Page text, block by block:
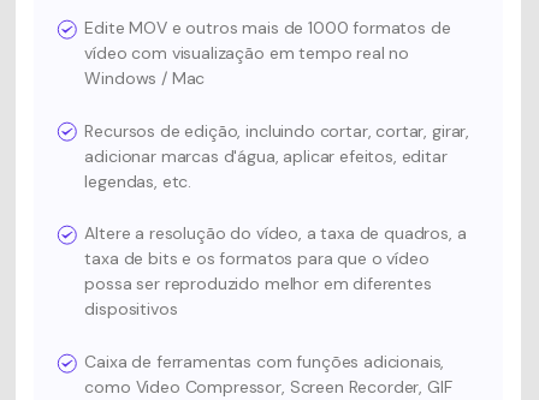
Edite MOV e outros mais de 1000 formatos de
vídeo com visualização em tempo real no
Windows / Mac
Recursos de edição, incluindo cortar, cortar, girar,
adicionar marcas d'água, aplicar efeitos, editar
legendas, etc.
Altere a resolução do vídeo, a taxa de quadros, a
taxa de bits e os formatos para que o vídeo
possa ser reproduzido melhor em diferentes
dispositivos
Caixa de ferramentas com funções adicionais,
como Video Compressor, Screen Recorder, GIF